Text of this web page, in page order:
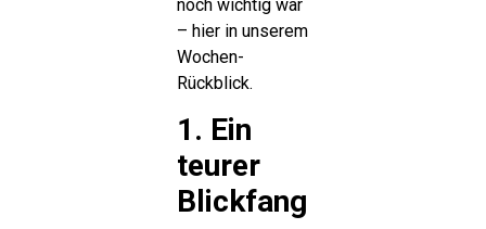
noch wichtig war
– hier in unserem
Wochen-
Rückblick.
1. Ein
teurer
Blickfang